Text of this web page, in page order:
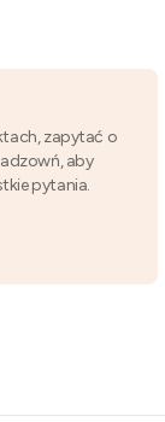
zapytać o
aby
pytania.